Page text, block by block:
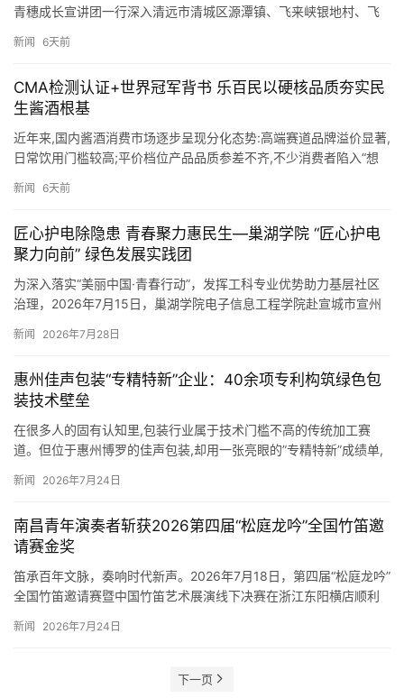
青穗成长宣讲团一行深入清远市清城区源潭镇、飞来峡银地村、飞
新闻 6天前
CMA检测认证+世界冠军背书 乐百民以硬核品质夯实民
生酱酒根基
近年来,国内酱酒消费市场逐步呈现分化态势:高端赛道品牌溢价显著,
日常饮用门槛较高;平价档位产品品质参差不齐,不少消费者陷入“想
新闻 6天前
匠心护电除隐患 青春聚力惠民生—巢湖学院 “匠心护电
聚力向前” 绿色发展实践团
为深入落实“美丽中国·青春行动”，发挥工科专业优势助力基层社区
治理，2026年7月15日，巢湖学院电子信息工程学院赴宣城市宣州
新闻 2026年7月28日
惠州佳声包装“专精特新”企业：40余项专利构筑绿色包
装技术壁垒
在很多人的固有认知里,包装行业属于技术门槛不高的传统加工赛
道。但位于惠州博罗的佳声包装,却用一张亮眼的”专精特新”成绩单,
新闻 2026年7月24日
南昌青年演奏者斩获2026第四届“松庭龙吟”全国竹笛邀
请赛金奖
笛承百年文脉，奏响时代新声。2026年7月18日，第四届“松庭龙吟”
全国竹笛邀请赛暨中国竹笛艺术展演线下决赛在浙江东阳横店顺利
新闻 2026年7月24日
下一页